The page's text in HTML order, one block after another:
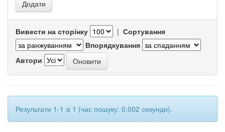
Вивести на сторінку | Сортування
Впорядкування
Автори
Результати 1-1 зі 1 (час пошуку: 0.002 секунди).